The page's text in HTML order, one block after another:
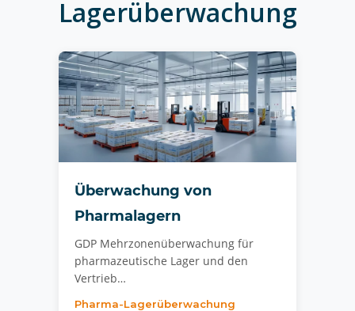
Lagerüberwachung
Überwachung von
Pharmalagern
GDP Mehrzonenüberwachung für
pharmazeutische Lager und den
Vertrieb…
Pharma-Lagerüberwachung